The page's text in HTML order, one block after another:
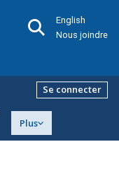
English
Nous joindre
Plus
Se connecter